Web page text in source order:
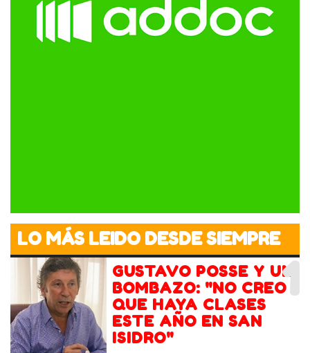
LO MÁS LEIDO DESDE SIEMPRE
1
GUSTAVO POSSE Y UN
BOMBAZO: "NO CREO
QUE HAYA CLASES
ESTE AÑO EN SAN
ISIDRO"